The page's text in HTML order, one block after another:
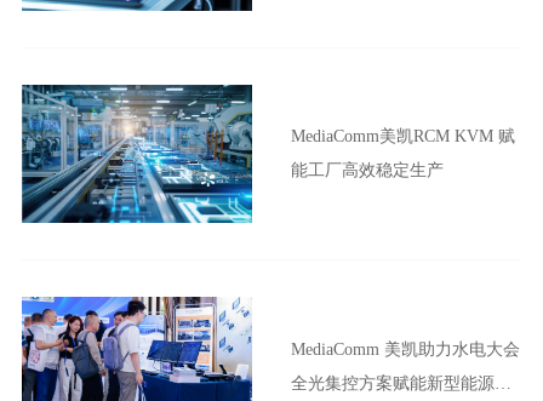
MediaComm美凯RCM KVM 赋
能工厂高效稳定生产
MediaComm 美凯助力水电大会
全光集控方案赋能新型能源体